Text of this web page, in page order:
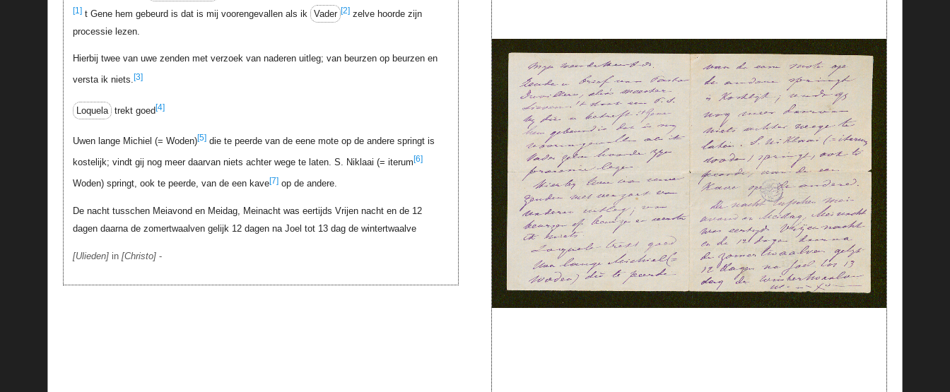
[1]t Gene hem gebeurd is dat is mij voorengevallen als ik Vader [2]zelve hoorde zijn
processie lezen.
Hierbij twee van uwe zenden met verzoek van naderen uitleg; van beurzen op beurzen en
versta ik niets.[3]
Loquela trekt goed[4]
Uwen lange Michiel (= Woden)[5]die te peerde van de eene mote op de andere springt is
kostelijk; vindt gij nog meer daarvan niets achter wege te laten. S. Niklaai (= iterum [6]
Woden) springt, ook te peerde, van de een kave[7]op de andere.
De nacht tusschen Meiavond en Meidag, Meinacht was eertijds Vrijen nacht en de 12
dagen daarna de zomertwaalven gelijk 12 dagen na Joel tot 13 dag de wintertwaalve
Ulieden in Christo -